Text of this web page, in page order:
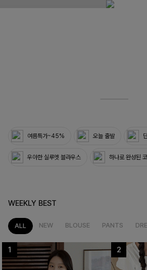
여름특가~45% 오늘 출발
우아한 실루엣 블라우스 하나로 완성된
WEEKLY BEST
ALL NEW BLOUSE PANTS